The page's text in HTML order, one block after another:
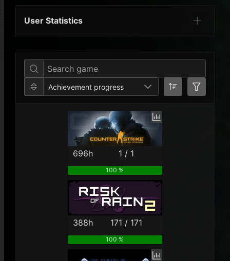
User Statistics
Per Year Last Year
Achievement progress
696h 1 / 1
100 %
388h 171 / 171
100 %